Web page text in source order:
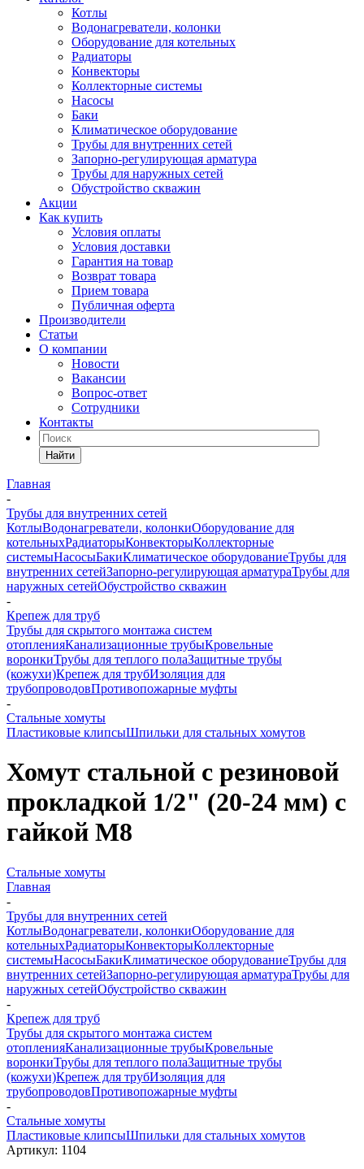
Котлы
Водонагреватели, колонки
Оборудование для котельных
Радиаторы
Конвекторы
Коллекторные системы
Насосы
Баки
Климатическое оборудование
Трубы для внутренних сетей
Запорно-регулирующая арматура
Трубы для наружных сетей
Обустройство скважин
Акции
Как купить
Условия оплаты
Условия доставки
Гарантия на товар
Возврат товара
Прием товара
Публичная оферта
Производители
Статьи
О компании
Новости
Вакансии
Вопрос-ответ
Сотрудники
Контакты
Найти
Главная
-
Трубы для внутренних сетей
КотлыВодонагреватели, колонкиОборудование для
котельныхРадиаторыКонвекторыКоллекторные
системыНасосыБакиКлиматическое оборудованиеТрубы для
внутренних сетейЗапорно-регулирующая арматураТрубы для
наружных сетейОбустройство скважин
-
Крепеж для труб
Трубы для скрытого монтажа систем
отопленияКанализационные трубыКровельные
воронкиТрубы для теплого полаЗащитные трубы
(кожухи)Крепеж для трубИзоляция для
трубопроводовПротивопожарные муфты
-
Стальные хомуты
Пластиковые клипсыШпильки для стальных хомутов
Хомут стальной с резиновой
прокладкой 1/2" (20-24 мм) с
гайкой М8
Стальные хомуты
Главная
-
Трубы для внутренних сетей
КотлыВодонагреватели, колонкиОборудование для
котельныхРадиаторыКонвекторыКоллекторные
системыНасосыБакиКлиматическое оборудованиеТрубы для
внутренних сетейЗапорно-регулирующая арматураТрубы для
наружных сетейОбустройство скважин
-
Крепеж для труб
Трубы для скрытого монтажа систем
отопленияКанализационные трубыКровельные
воронкиТрубы для теплого полаЗащитные трубы
(кожухи)Крепеж для трубИзоляция для
трубопроводовПротивопожарные муфты
-
Стальные хомуты
Пластиковые клипсыШпильки для стальных хомутов
Артикул: 1104